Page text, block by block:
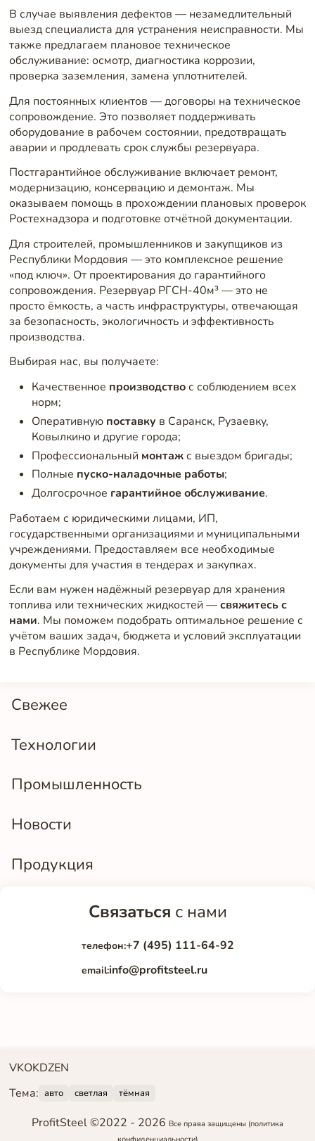
Свежее
Технологии
Промышленность
Новости
Продукция
В случае выявления дефектов — незамедлительный
выезд специалиста для устранения неисправности. Мы
также предлагаем плановое техническое
обслуживание: осмотр, диагностика коррозии,
проверка заземления, замена уплотнителей.
Для постоянных клиентов — договоры на техническое
сопровождение. Это позволяет поддерживать
оборудование в рабочем состоянии, предотвращать
аварии и продлевать срок службы резервуара.
Постгарантийное обслуживание включает ремонт,
модернизацию, консервацию и демонтаж. Мы
оказываем помощь в прохождении плановых проверок
Ростехнадзора и подготовке отчётной документации.
Для строителей, промышленников и закупщиков из
Республики Мордовия — это комплексное решение
«под ключ». От проектирования до гарантийного
сопровождения. Резервуар РГСН-40м³ — это не
просто ёмкость, а часть инфраструктуры, отвечающая
за безопасность, экологичность и эффективность
производства.
Выбирая нас, вы получаете:
Качественное производствос соблюдением всех
норм;
Оперативную поставку в Саранск, Рузаевку,
Ковылкино и другие города;
Профессиональный монтажс выездом бригады;
Полные пуско-наладочные работы;
Долгосрочное гарантийное обслуживание.
Работаем с юридическими лицами, ИП,
государственными организациями и муниципальными
учреждениями. Предоставляем все необходимые
документы для участия в тендерах и закупках.
Если вам нужен надёжный резервуар для хранения
топлива или технических жидкостей —свяжитесь с
нами. Мы поможем подобрать оптимальное решение с
учётом ваших задач, бюджета и условий эксплуатации
в Республике Мордовия.
Связаться с нами
телефон:+7 (495) 111-64-92
email:info@profitsteel.ru
VKOKDZEN
Тема: авто светлая тёмная
ProfitSteel ©2022 - 2026 Все права защищены (политика